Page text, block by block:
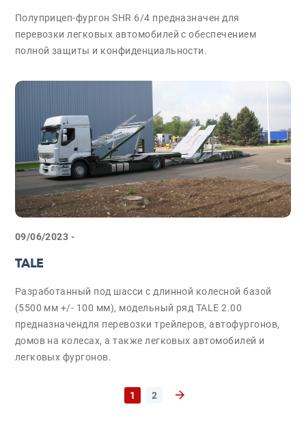
Полуприцеп-фургон SHR 6/4 предназначен для
перевозки легковых автомобилей с обеспечением
полной защиты и конфиденциальности.
09/06/2023 -
TALE
Разработанный под шасси с длинной колесной базой
(5500 мм +/- 100 мм), модельный ряд TALE 2.00
предназначендля перевозки трейлеров, автофургонов,
домов на колесах, а также легковых автомобилей и
легковых фургонов.
1 2 Следующая страница